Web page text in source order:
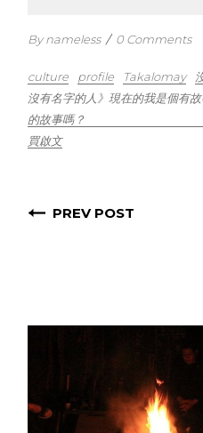
By nameless / 0 Comments
culture profile Takalomay
沒有名字的人》現在的我是個有
的故事嗎？
買啟文
PREV POST